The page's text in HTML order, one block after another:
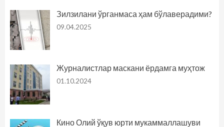
Зилзилани ўрганмаса ҳам бўлаверадими?
09.04.2025
Журналистлар маскани ёрдамга муҳтож
01.10.2024
Кино Олий ўқув юрти мукаммаллашуви